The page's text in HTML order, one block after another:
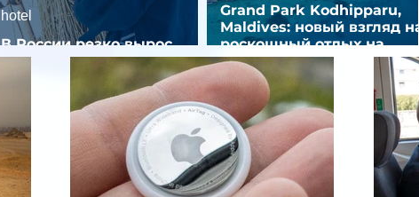
В России резко вырос
спрос на отели без звезд
hotel
Grand Park Kodhipparu,
Maldives: новый взгляд на
роскошный отдых на
Мальдивах